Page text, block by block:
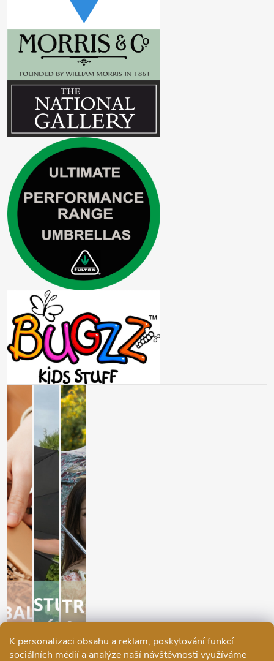
K personalizaci obsahu a reklam, poskytování funkcí
sociálních médií a analýze naší návštěvnosti využíváme